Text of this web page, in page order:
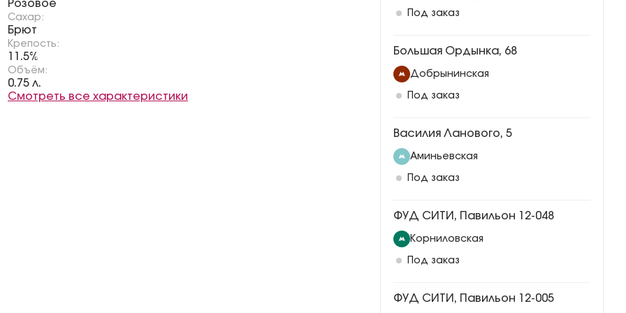
Розовое
Сахар:
Брют
Крепость:
11.5%
Объём:
0.75 л.
Смотреть все характеристики
Под заказ
Большая Ордынка, 68
Добрынинская
Под заказ
Василия Ланового, 5
Аминьевская
Под заказ
ФУД СИТИ, Павильон 12-048
Корниловская
Под заказ
ФУД СИТИ, Павильон 12-005